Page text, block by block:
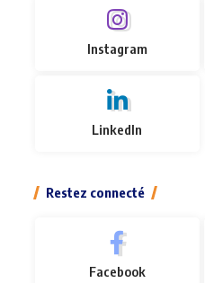
Instagram
LinkedIn
Restez connecté
Facebook